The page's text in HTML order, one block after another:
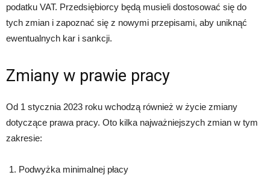
podatku VAT. Przedsiębiorcy będą musieli dostosować się do
tych zmian i zapoznać się z nowymi przepisami, aby uniknąć
ewentualnych kar i sankcji.
Zmiany w prawie pracy
Od 1 stycznia 2023 roku wchodzą również w życie zmiany
dotyczące prawa pracy. Oto kilka najważniejszych zmian w tym
zakresie:
Podwyżka minimalnej płacy